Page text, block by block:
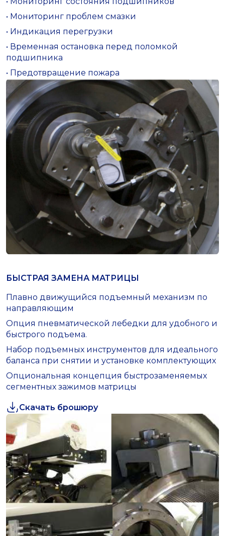
• Мониторинг проблем смазки
• Индикация перегрузки
• Временная остановка перед поломкой
подшипника
• Предотвращение пожара
БЫСТРАЯ ЗАМЕНА МАТРИЦЫ
Плавно движущийся подъемный механизм по
направляющим
Опция пневматической лебедки для удобного и
быстрого подъема.
Набор подъемных инструментов для идеального
баланса при снятии и установке комплектующих
Опциональная концепция быстрозаменяемых
сегментных зажимов матрицы
Скачать брошюру